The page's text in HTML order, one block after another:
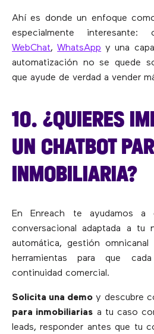
Ahí es donde un enfoque
especialmente interesante:
WebChat,WhatsApp y una capa
automatización no se quede
que ayude de verdad a vender
10. ¿QUIERES
UN CHATBOT
INMOBILIARIA?
En Enreach te ayudamos a
conversacional adaptada a tu
automática, gestión
herramientas para que
continuidad comercial.
Solicita una demo y descubre
para inmobiliarias a tu caso
leads, responder antes que tu